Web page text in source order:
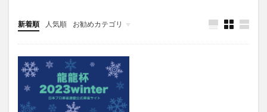
新着順 人気順 お勧めカテゴリ
イベント
ニュース
遊び方・ルール